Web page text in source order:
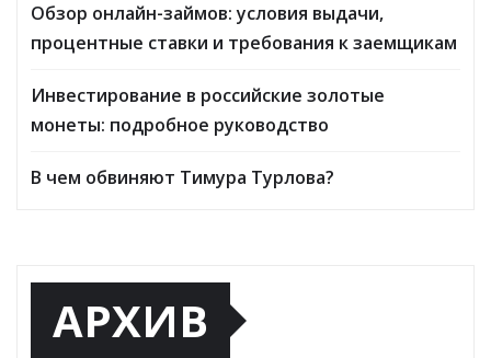
Обзор онлайн-займов: условия выдачи,
процентные ставки и требования к заемщикам
Инвестирование в российские золотые
монеты: подробное руководство
В чем обвиняют Тимура Турлова?
АРХИВ